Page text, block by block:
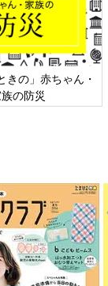
きの」赤ちゃん・
の防災